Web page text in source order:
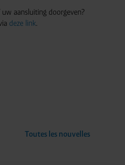
aansluiting doorgeven?
deze link.
Toutes les nouvelles